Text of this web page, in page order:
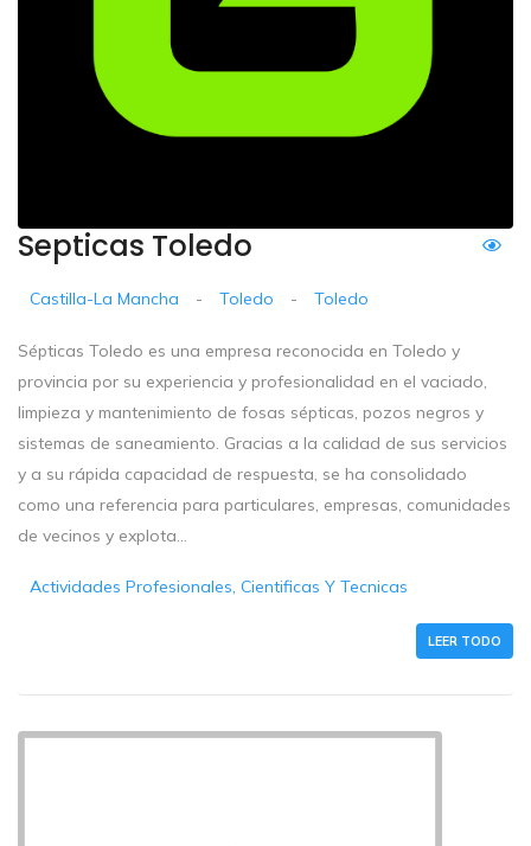
Septicas Toledo
Castilla-La Mancha - Toledo - Toledo
Sépticas Toledo es una empresa reconocida en Toledo y
provincia por su experiencia y profesionalidad en el vaciado,
limpieza y mantenimiento de fosas sépticas, pozos negros y
sistemas de saneamiento. Gracias a la calidad de sus servicios
y a su rápida capacidad de respuesta, se ha consolidado
como una referencia para particulares, empresas, comunidades
de vecinos y explota...
Actividades Profesionales, Cientificas Y Tecnicas
LEER TODO